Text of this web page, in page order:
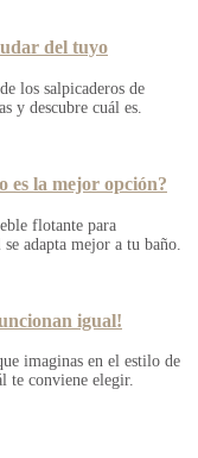
del tuyo
los salpicaderos de
y descubre cuál es.
es la mejor opción?
flotante para
adapta mejor a tu baño.
igual!
imaginas en el estilo de
te conviene elegir.